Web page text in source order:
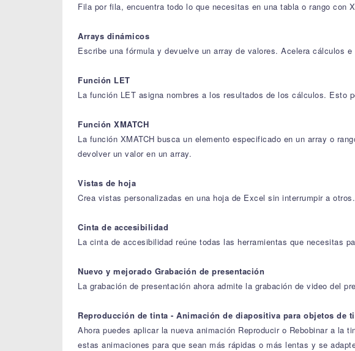
Fila por fila, encuentra todo lo que necesitas en una tabla o rango con
Arrays dinámicos
Escribe una fórmula y devuelve un array de valores. Acelera cálculos
Función LET
La función LET asigna nombres a los resultados de los cálculos. Esto
Función XMATCH
La función XMATCH busca un elemento especificado en un array o
devolver un valor en un array.
Vistas de hoja
Crea vistas personalizadas en una hoja de Excel sin interrumpir a otros.
Cinta de accesibilidad
La cinta de accesibilidad reúne todas las herramientas que necesitas
Nuevo y mejorado Grabación de presentación
La grabación de presentación ahora admite la grabación de video del
Reproducción de tinta - Animación de diapositiva para objetos de
Ahora puedes aplicar la nueva animación Reproducir o Rebobinar a
estas animaciones para que sean más rápidas o más lentas y se